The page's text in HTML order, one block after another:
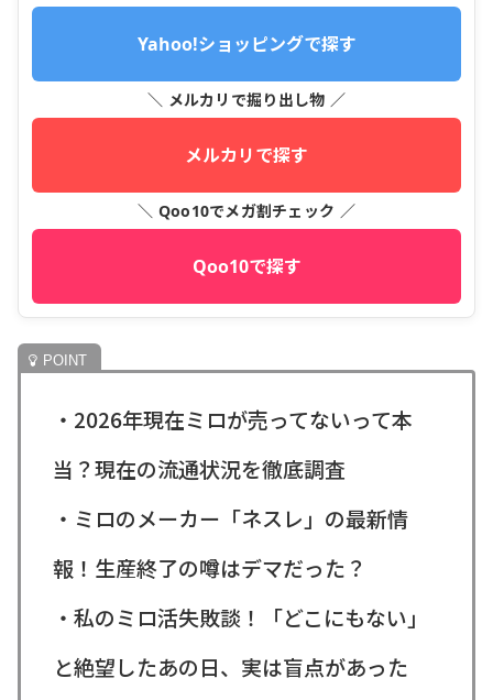
Yahoo!ショッピングで探す
＼ メルカリで掘り出し物 ／
メルカリで探す
＼ Qoo10でメガ割チェック ／
Qoo10で探す
・2026年現在ミロが売ってないって本
当？現在の流通状況を徹底調査
・ミロのメーカー「ネスレ」の最新情
報！生産終了の噂はデマだった？
・私のミロ活失敗談！「どこにもない」
と絶望したあの日、実は盲点があった